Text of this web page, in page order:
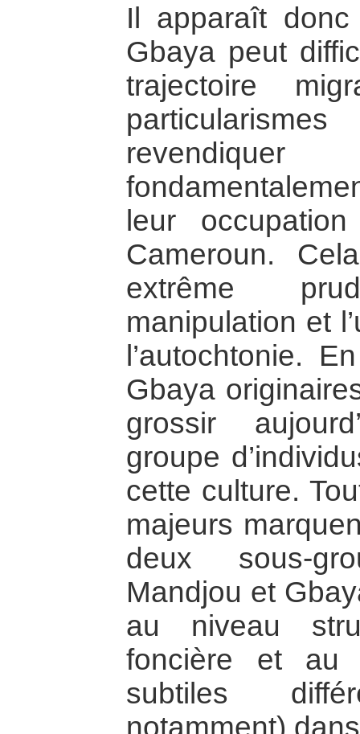
Il apparaît
Gbaya peut
trajectoire
revendiquer
leur
Cameroun.
extrême
manipulation et
l’autochtonie.
Gbaya
grossir
groupe
cette culture.
majeurs
deux sous-
Mandjou et
au niveau
foncière et au
subtiles
notamment)